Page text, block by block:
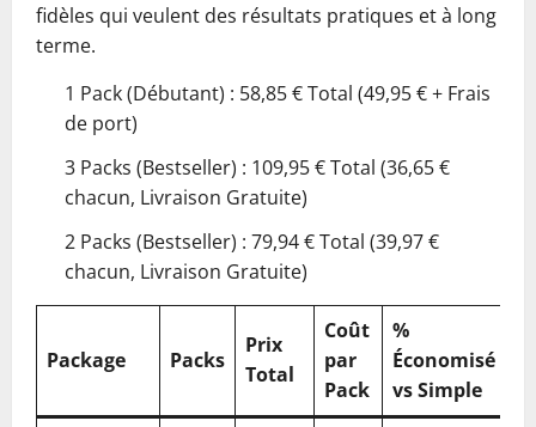
fidèles qui veulent des résultats pratiques et à long
terme.
1 Pack (Débutant) : 58,85 € Total (49,95 € + Frais
de port)
3 Packs (Bestseller) : 109,95 € Total (36,65 €
chacun, Livraison Gratuite)
2 Packs (Bestseller) : 79,94 € Total (39,97 €
chacun, Livraison Gratuite)
Package Packs
Prix
Total
Coût
par
Pack
%
Économisé
vs Simple